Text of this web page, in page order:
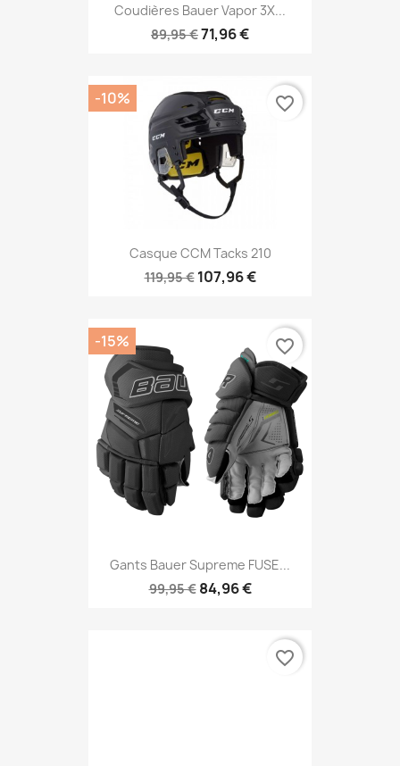
Coudières Bauer Vapor 3X...
89,95 €71,96 €
Casque CCM Tacks 210
119,95 € 107,96 €
-10% favorite_border
Gants Bauer Supreme FUSE...
99,95 € 84,96 €
-15% favorite_border
favorite_border